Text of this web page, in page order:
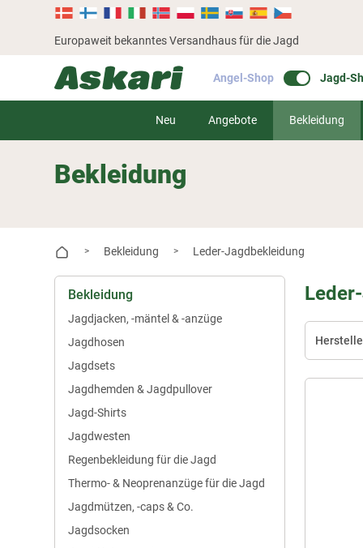
Europaweit bekanntes Versandhaus für die Jagd
Angel-Shop Jagd-
Neu Angebote Bekleidung
Bekleidung
> Bekleidung > Leder-Jagdbekleidung
Bekleidung
Jagdjacken, -mäntel & -anzüge
Jagdhosen
Jagdsets
Jagdhemden & Jagdpullover
Jagd-Shirts
Jagdwesten
Regenbekleidung für die Jagd
Thermo- & Neoprenanzüge für die Jagd
Jagdmützen, -caps & Co.
Jagdsocken